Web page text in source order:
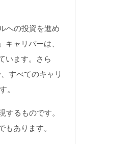
への投資を進め
ャリバーは、
います。さら
すべてのキャリ
。
るものです。
あります。